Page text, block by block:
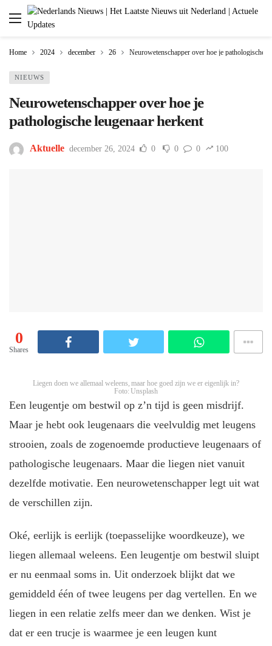
Home 2024 december 26 Neurowetenschapper over hoe je pathologische
NIEUWS
Neurowetenschapper over hoe je
pathologische leugenaar herkent
Aktuelle december 26, 2024 0 0 0 100
0
Shares
Liegen doen we allemaal weleens, maar hoe goed zijn we er eigenlijk in?
Foto: Unsplash
Een leugentje om bestwil op z’n tijd is geen misdrijf.
Maar je hebt ook leugenaars die veelvuldig met leugens
strooien, zoals de zogenoemde productieve leugenaars of
pathologische leugenaars. Maar die liegen niet vanuit
dezelfde motivatie. Een neurowetenschapper legt uit wat
de verschillen zijn.
Oké, eerlijk is eerlijk (toepasselijke woordkeuze), we
liegen allemaal weleens. Een leugentje om bestwil sluipt
er nu eenmaal soms in. Uit onderzoek blijkt dat we
gemiddeld één of twee leugens per dag vertellen. En we
liegen in een relatie zelfs meer dan we denken. Wist je
dat er een trucje is waarmee je een leugen kunt